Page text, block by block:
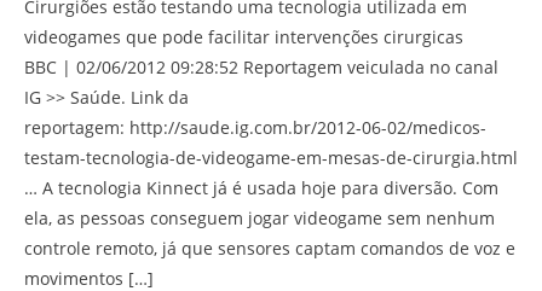
Cirurgiões estão testando uma tecnologia utilizada em
videogames que pode facilitar intervenções cirurgicas
BBC | 02/06/2012 09:28:52 Reportagem veiculada no canal
IG >> Saúde. Link da
reportagem: http://saude.ig.com.br/2012-06-02/medicos-
testam-tecnologia-de-videogame-em-mesas-de-cirurgia.html
… A tecnologia Kinnect já é usada hoje para diversão. Com
ela, as pessoas conseguem jogar videogame sem nenhum
controle remoto, já que sensores captam comandos de voz e
movimentos […]